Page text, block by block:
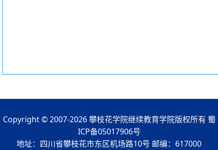
Copyright © 2007-2026 攀枝花学院继续教育学院版权所有 蜀
ICP备05017906号
地址：四川省攀枝花市东区机场路10号 邮编：617000